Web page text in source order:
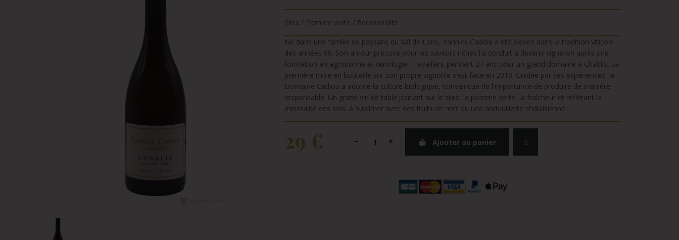
Silex / Pomme verte / Personnalité
Né dans une famille de paysans du Val de Loire, Yannick Cadiou a été élevée dans la tradition viticole
des années 60. Son amour précoce pour les saveurs riches l'a conduit à devenir vigneron après une
formation en agronomie et œnologie. Travaillant pendant 27 ans pour un grand domaine à Chablis, sa
première mise en bouteille sur son propre vignoble s’est faite en 2018. Guidée par ses expériences, le
Domaine Cadiou a adopté la culture biologique, convaincue de l'importance de produire de manière
responsable. Un grand vin de table portant sur le silex, la pomme verte, la fraîcheur et reflétant la
minéralité des sols. A sublimer avec des fruits de mer ou une andouillette chablisienne.
29 € Ajouter au panier